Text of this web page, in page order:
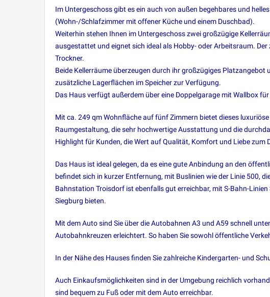
Im Untergeschoss gibt es ein auch von außen begehbares und
(Wohn-/Schlafzimmer mit offener Küche und einem Duschbad).
Weiterhin stehen Ihnen im Untergeschoss zwei großzügige
ausgestattet und eignet sich ideal als Hobby- oder Arbeitsraum.
Trockner.
Beide Kellerräume überzeugen durch ihr großzügiges
zusätzliche Lagerflächen im Speicher zur Verfügung.
Das Haus verfügt außerdem über eine Doppelgarage mit Wallbox
Mit ca. 249 qm Wohnfläche auf fünf Zimmern bietet dieses
Raumgestaltung, die sehr hochwertige Ausstattung und die
Highlight für Kunden, die Wert auf Qualität, Komfort und Liebe zum
Das Haus ist ideal gelegen, da es eine gute Anbindung an den
befindet sich in kurzer Entfernung, mit Buslinien wie der Linie 500,
Bahnstation Troisdorf ist ebenfalls gut erreichbar, mit S-Bahn-
Siegburg bieten.
Mit dem Auto sind Sie über die Autobahnen A3 und A59 schnell
Autobahnkreuzen erleichtert. So haben Sie sowohl öffentliche
In der Nähe des Hauses finden Sie zahlreiche Kindergarten- und
Auch Einkaufsmöglichkeiten sind in der Umgebung reichlich
sind bequem zu Fuß oder mit dem Auto erreichbar.